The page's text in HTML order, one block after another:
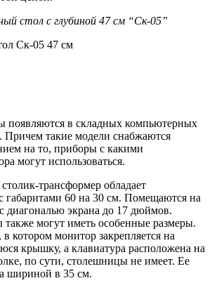
стол с глубиной 47 см “Ск-05”
появляются в складных компьютерных
Причем такие модели снабжаются
на то, приборы с какими
могут использоваться.
трансформер обладает
габаритами 60 на 30 см. Помещаются на
диагональю экрана до 17 дюймов.
могут иметь особенные размеры.
котором монитор закрепляется на
крышку, а клавиатура расположена на
по сути, столешницы не имеет. Ее
шириной в 35 см.